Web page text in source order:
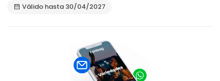
Válido hasta 30/04/2027